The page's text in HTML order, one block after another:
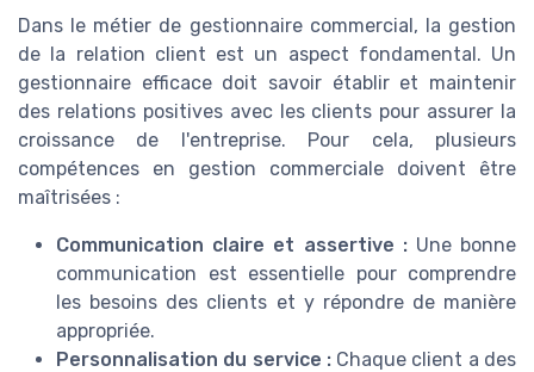
Dans le métier de gestionnaire commercial, la gestion
de la relation client est un aspect fondamental. Un
gestionnaire efficace doit savoir établir et maintenir
des relations positives avec les clients pour assurer la
croissance de l'entreprise. Pour cela, plusieurs
compétences en gestion commerciale doivent être
maîtrisées :
Communication claire et assertive :Une bonne
communication est essentielle pour comprendre
les besoins des clients et y répondre de manière
appropriée.
Personnalisation du service :Chaque client a des